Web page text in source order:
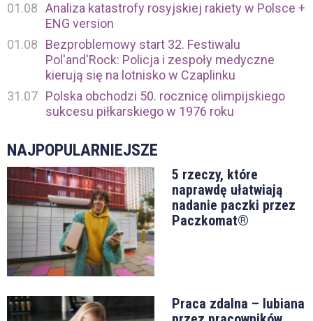
01.08 Analiza katastrofy rosyjskiej rakiety w Polsce +
ENG version
01.08
Bezproblemowy start 32. Festiwalu
Pol'and'Rock: Policja i zespoły medyczne
kierują się na lotnisko w Czaplinku
31.07 Polska obchodzi 50. rocznicę olimpijskiego
sukcesu piłkarskiego w 1976 roku
NAJPOPULARNIEJSZE
5 rzeczy, które
naprawdę ułatwiają
nadanie paczki przez
Paczkomat®
Praca zdalna – lubiana